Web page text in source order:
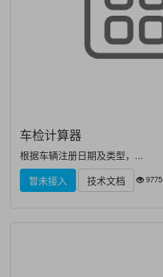
车检计算器
根据车辆注册日期及类型，...
暂未接入
技术文档 9775